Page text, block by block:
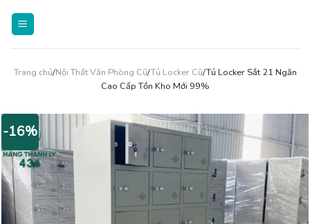
Trang chủ/Nội Thất Văn Phòng Cũ/Tủ Locker Cũ/Tủ Locker Sắt 21 Ngăn
Cao Cấp Tồn Kho Mới 99%
-16%